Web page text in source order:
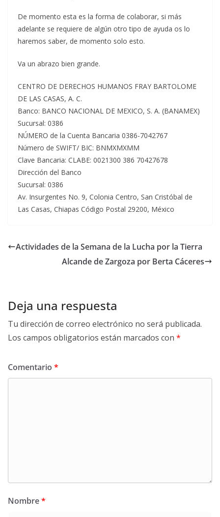
De momento esta es la forma de colaborar, si más
adelante se requiere de algún otro tipo de ayuda os lo
haremos saber, de momento solo esto.
Va un abrazo bien grande.
CENTRO DE DERECHOS HUMANOS FRAY BARTOLOME
DE LAS CASAS, A. C.
Banco: BANCO NACIONAL DE MEXICO, S. A. (BANAMEX)
Sucursal: 0386
NÚMERO de la Cuenta Bancaria 0386-7042767
Número de SWIFT/ BIC: BNMXMXMM
Clave Bancaria: CLABE: 0021300 386 70427678
Dirección del Banco
Sucursal: 0386
Av. Insurgentes No. 9, Colonia Centro, San Cristóbal de
Las Casas, Chiapas Código Postal 29200, México
Actividades de la Semana de la Lucha por la Tierra
Alcande de Zargoza por Berta Cáceres
Deja una respuesta
Tu dirección de correo electrónico no será publicada.
Los campos obligatorios están marcados con *
Comentario *
Nombre*